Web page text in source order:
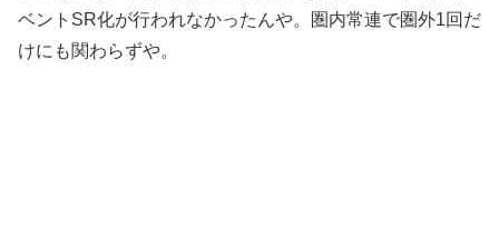
ベントSR化が行われなかったんや。圏内常連で圏外1回だ
けにも関わらずや。